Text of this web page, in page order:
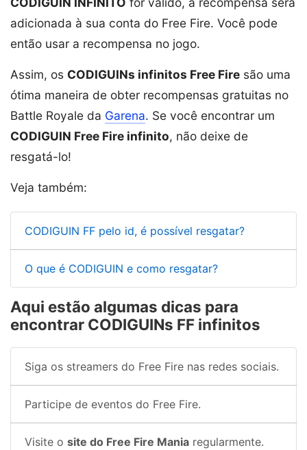
adicionada à sua conta do Free Fire. Você pode
então usar a recompensa no jogo.
Assim, os CODIGUINs infinitos Free Fire são uma
ótima maneira de obter recompensas gratuitas no
Battle Royale da Garena. Se você encontrar um
CODIGUIN Free Fire infinito, não deixe de
resgatá-lo!
Veja também:
CODIGUIN FF pelo id, é possível resgatar?
O que é CODIGUIN e como resgatar?
Aqui estão algumas dicas para
encontrar CODIGUINs FF infinitos
Siga os streamers do Free Fire nas redes sociais.
Participe de eventos do Free Fire.
Visite o site do Free Fire Mania regularmente.